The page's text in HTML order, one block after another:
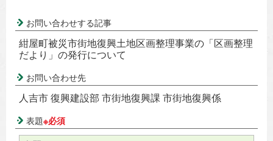
お問い合わせする記事
紺屋町被災市街地復興土地区画整理事業の「区画整理
だより」の発行について
お問い合わせ先
人吉市 復興建設部 市街地復興課 市街地復興係
表題※必須